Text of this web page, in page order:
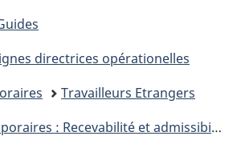
directrices opérationelles
Travailleurs Etrangers
: Recevabilité et admissibilité